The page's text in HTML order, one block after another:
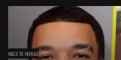
HACE 15 HORAS